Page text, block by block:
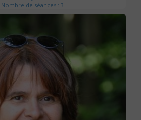
Nombre de séances : 3
190 €